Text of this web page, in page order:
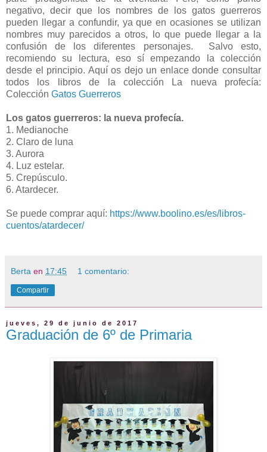
negativo, decir que los nombres de los gatos guerreros
pueden llegar a confundir, ya que en ocasiones se utilizan
nombres muy parecidos a otros, lo que puede llegar a la
confusión de los diferentes personajes. Salvo esto,
recomiendo su lectura, eso sí empezando la colección
desde el principio. Aquí os dejo un enlace donde consultar
todos los libros de la colección La nueva profecía:
Colección Gatos Guerreros
Los gatos guerreros: la nueva profecía.
1. Medianoche
2. Claro de luna
3. Aurora
4. Luz estelar.
5. Crepúsculo.
6. Atardecer.
Se puede comprar aquí: https://www.boolino.es/es/libros-
cuentos/atardecer/
Berta en 17:45 1 comentario:
Compartir
jueves, 29 de junio de 2017
Graduación de 6º de Primaria